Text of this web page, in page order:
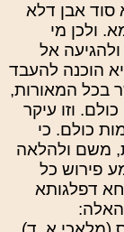
אבן דלא
ולכן מי
אל
הוכנה להעבד
בכל המאורות,
וזו עיקר
כולם. כי
משם ולהלאה
פירוש כל
דפלגותא
האלה: